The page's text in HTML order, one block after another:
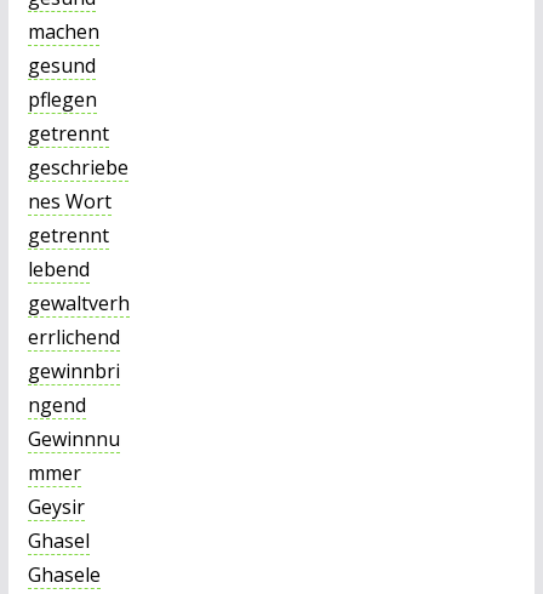
machen
gesund
pflegen
getrennt
geschriebe
nes Wort
getrennt
lebend
gewaltverh
errlichend
gewinnbri
ngend
Gewinnnu
mmer
Geysir
Ghasel
Ghasele